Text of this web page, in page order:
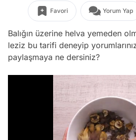
Favori Yorum Yap
Balığın üzerine helva yemeden
leziz bu tarifi deneyip
paylaşmaya ne dersiniz?